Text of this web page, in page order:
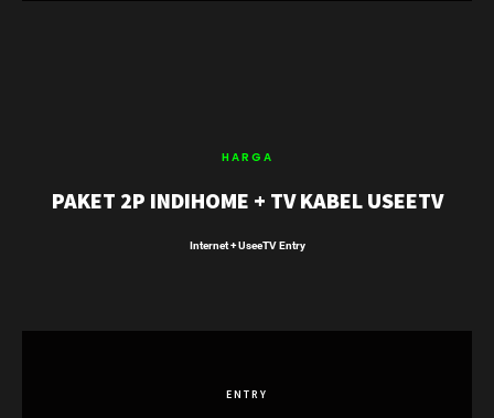
HARGA
PAKET 2P INDIHOME + TV KABEL USEETV
Internet + UseeTV Entry
ENTRY